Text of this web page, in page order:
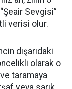
Sevgisi”
verisi olur.
dışarıdaki
olarak o
taramaya
veya sarık